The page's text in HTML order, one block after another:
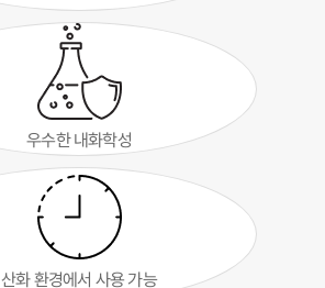
우수한 내화학성
산화 환경에서 사용 가능